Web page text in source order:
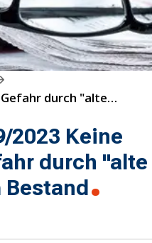
09/2023  Keine unmittelbare Gefahr durch "alte Mineralwolle" im Bestand
2023 Keine
durch "alte